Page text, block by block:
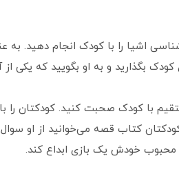
اشیا را با کودک انجام دهید. به
با کودک صحبت کنید. کودکتان را
کتاب قصه می‌خوانید از او
محبوب خودش یک بازی ابداع کند.